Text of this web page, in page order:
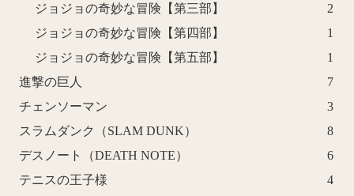
ジョジョの奇妙な冒険【第三部】
2
ジョジョの奇妙な冒険【第四部】
1
ジョジョの奇妙な冒険【第五部】
1
進撃の巨人
7
チェンソーマン
3
スラムダンク（SLAM DUNK）
8
デスノート（DEATH NOTE）
6
テニスの王子様
4